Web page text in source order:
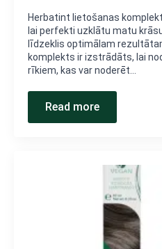
Herbatint lietošanas
lai perfekti uzklātu matu
līdzeklis optimālam
komplekts ir izstrādāts, lai
rīkiem, kas var noderēt…
Read more